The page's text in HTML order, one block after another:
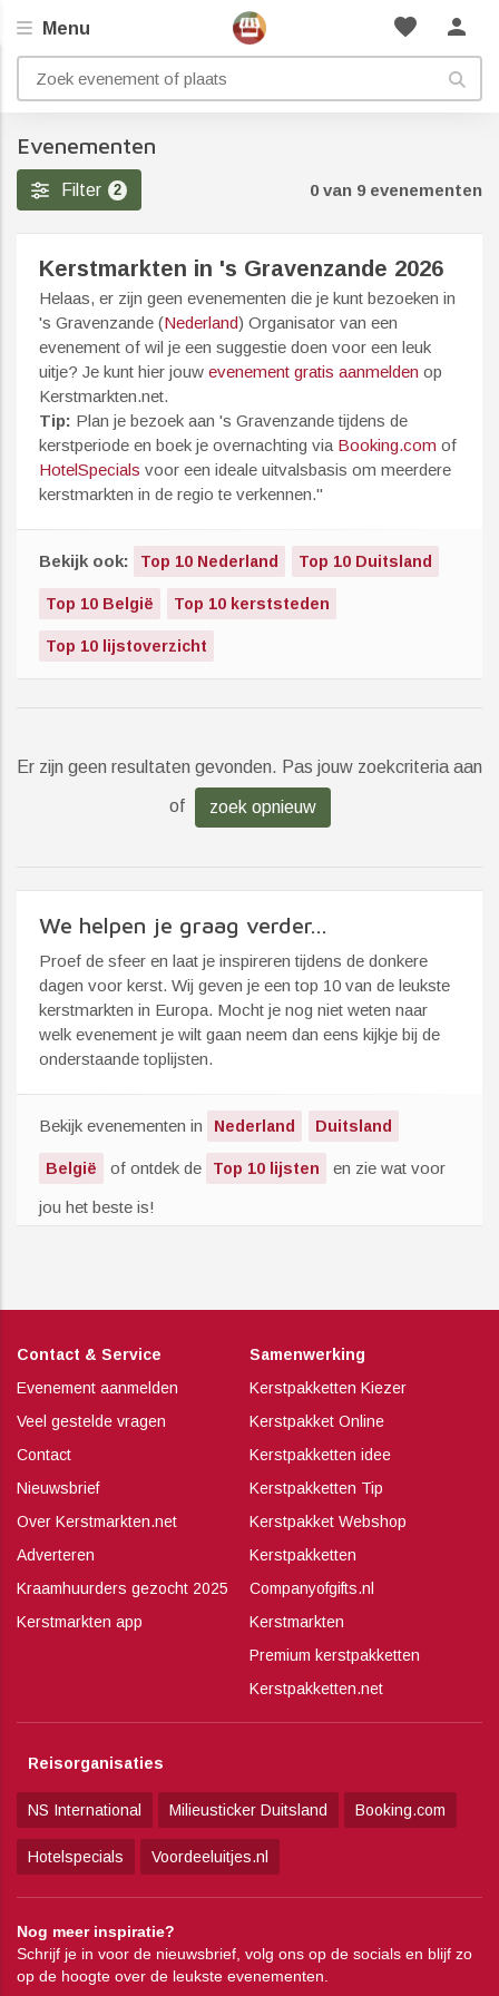
favorite person
Menu
Evenementen
Filter 2 0 van 9 evenementen
Kerstmarkten in 's Gravenzande 2026
Helaas, er zijn geen evenementen die je kunt bezoeken in
's Gravenzande (Nederland) Organisator van een
evenement of wil je een suggestie doen voor een leuk
uitje? Je kunt hier jouw evenement gratis aanmelden op
Kerstmarkten.net.
Tip: Plan je bezoek aan 's Gravenzande tijdens de
kerstperiode en boek je overnachting via Booking.com of
HotelSpecials voor een ideale uitvalsbasis om meerdere
kerstmarkten in de regio te verkennen."
Bekijk ook: Top 10 Nederland Top 10 Duitsland
Top 10 België Top 10 kerststeden
Top 10 lijstoverzicht
Er zijn geen resultaten gevonden. Pas jouw zoekcriteria aan
of zoek opnieuw
We helpen je graag verder...
Proef de sfeer en laat je inspireren tijdens de donkere
dagen voor kerst. Wij geven je een top 10 van de leukste
kerstmarkten in Europa. Mocht je nog niet weten naar
welk evenement je wilt gaan neem dan eens kijkje bij de
onderstaande toplijsten.
Bekijk evenementen in Nederland Duitsland
België of ontdek de Top 10 lijsten en zie wat voor
jou het beste is!
Contact & Service
Evenement aanmelden
Veel gestelde vragen
Contact
Nieuwsbrief
Over Kerstmarkten.net
Adverteren
Kraamhuurders gezocht 2025
Kerstmarkten app
Samenwerking
Kerstpakketten Kiezer
Kerstpakket Online
Kerstpakketten idee
Kerstpakketten Tip
Kerstpakket Webshop
Kerstpakketten
Companyofgifts.nl
Kerstmarkten
Premium kerstpakketten
Kerstpakketten.net
Reisorganisaties
NS International Milieusticker Duitsland Booking.com
Hotelspecials Voordeeluitjes.nl
Nog meer inspiratie?
Schrijf je in voor de nieuwsbrief, volg ons op de socials en blijf zo
op de hoogte over de leukste evenementen.